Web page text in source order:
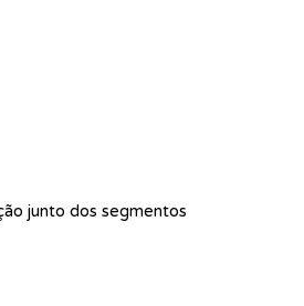
junto dos segmentos